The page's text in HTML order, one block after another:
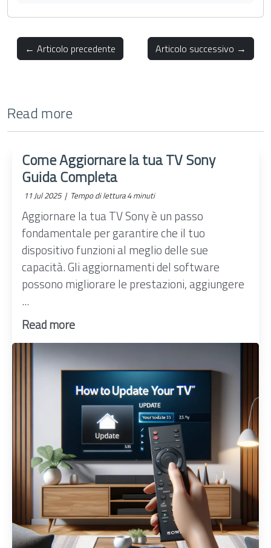
← Articolo precedente Articolo successivo →
Read more
Come Aggiornare la tua TV Sony
Guida Completa
11 Jul 2025 | Tempo di lettura 4 minuti
Aggiornare la tua TV Sony è un passo
fondamentale per garantire che il tuo
dispositivo funzioni al meglio delle sue
capacità. Gli aggiornamenti del software
possono migliorare le prestazioni, aggiungere
...
Read more